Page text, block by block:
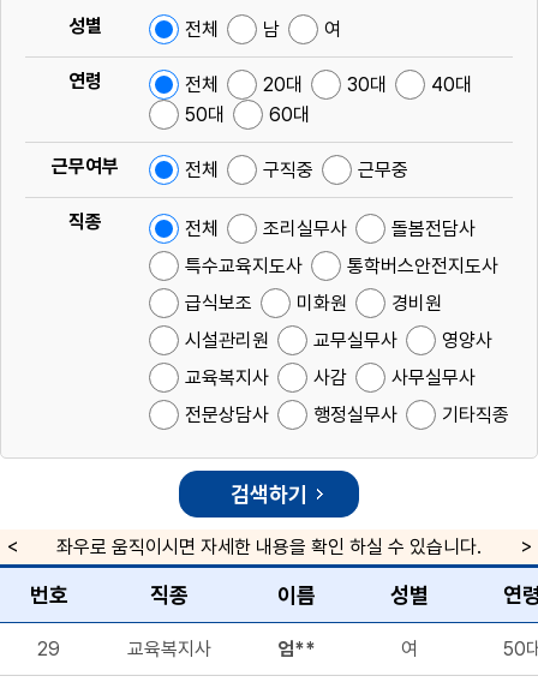
성별 전체 남 여
연령 전체 20대 30대
40대
50대
60대
근무여부 전체 구직중 근무중
직종 전체 조리실무사
돌봄전담사
특수교육지도사
통학버스안전지도사
급식보조
미화원
경비원
시설관리원
교무실무사
영양사
교육복지사
사감
사무실무사
전문상담사
행정실무사 기타직종
좌우로 움직이시면 자세한 내용을 확인 하실 수 있습니다.
번호 직종 이름 성별 연
29 교육복지사 엄** 여 50